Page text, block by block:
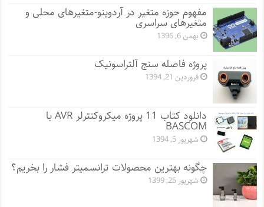
مفهوم حوزه متغیر در آردوینو-متغیرهای محلی و
متغیرهای سراسری
بهمن 6, 1396
پروژه فاصله سنج آلتراسونیک
فروردین 21, 1394
دانلود کتاب 11 پروژه میکروکنترلر AVR با
BASCOM
شهریور 5, 1394
چگونه بهترین محصولات ترانسمیتر فشار را بخریم؟
شهریور 25, 1399